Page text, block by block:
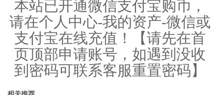
本站已开通微信支付宝购币，
请在个人中心-我的资产-微信或
支付宝在线充值！【请先在首
页顶部申请账号，如遇到没收
到密码可联系客服重置密码】